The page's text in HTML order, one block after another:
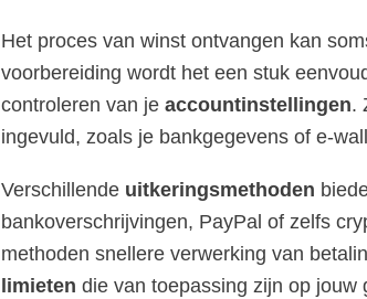
Het proces van winst ontvangen kan
voorbereiding wordt het een stuk
controleren van je accountinstellingen.
ingevuld, zoals je bankgegevens of e-
Verschillende uitkeringsmethoden
bankoverschrijvingen, PayPal of zelfs
methoden snellere verwerking van
limieten die van toepassing zijn op